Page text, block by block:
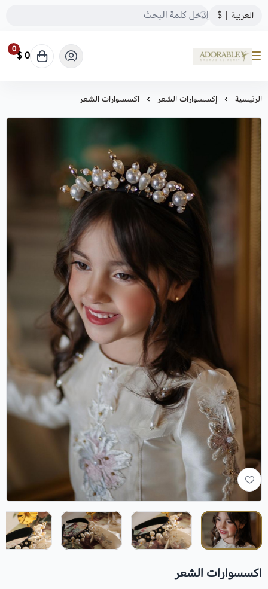
العربية |
$
ADORABLE
0 0 $
الرئيسية إكسسوارات الشعر اكسسوارات الشعر
اكسسوارات الشعر